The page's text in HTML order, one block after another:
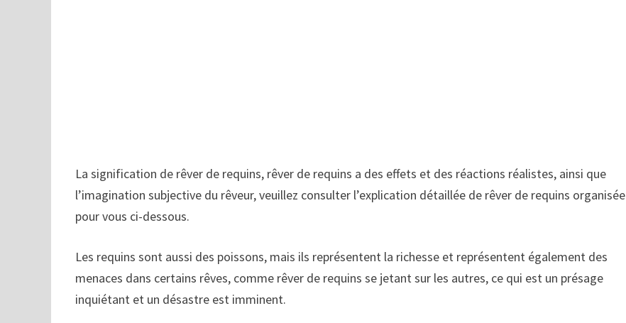
La signification de rêver de requins, rêver de requins a des effets et des réactions réalistes, ainsi que
l’imagination subjective du rêveur, veuillez consulter l’explication détaillée de rêver de requins organisée
pour vous ci-dessous.
Les requins sont aussi des poissons, mais ils représentent la richesse et représentent également des
menaces dans certains rêves, comme rêver de requins se jetant sur les autres, ce qui est un présage
inquiétant et un désastre est imminent.